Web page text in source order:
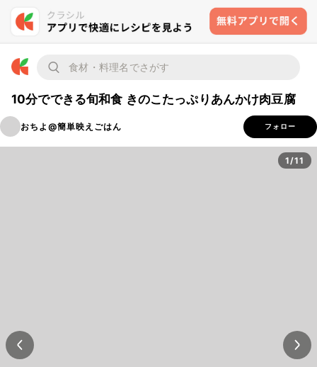
10分でできる旬和食 きのこたっぷりあんかけ肉豆腐
おちよ@簡単映えごはん フォロー
1/11